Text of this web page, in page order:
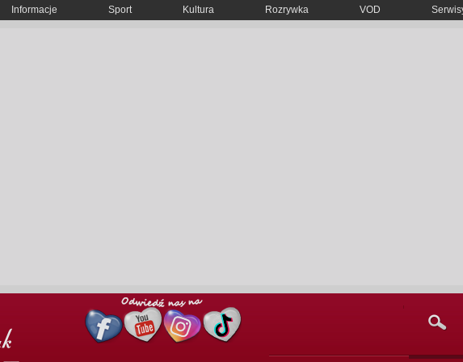
Informacje Sport Kultura Rozrywka VOD